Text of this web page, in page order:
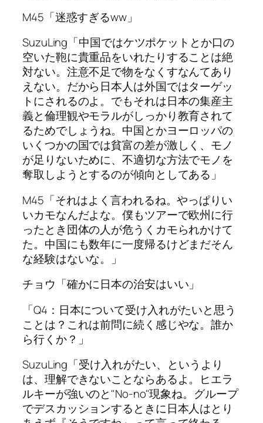
M45「迷惑すぎるww」
SuzuLing「中国ではケツポケットとか口の
空いた鞄に貴重品をいれたりすることは絶
対ない。注意不足で物をなくすなんてあり
えない。だから日本人は外国ではターゲッ
トにされるのよ。でもそれは日本の集産主
義と倫理観やモラルがしっかり教育されて
るためでしょうね。中国とかヨーロッパの
いくつかの国では貧富の差が激しく、モノ
が足りないために、不適切な方法でモノを
奪取しようとするのが傾向としてある」
M45「それはよく言われるね。やっぱりい
いカモなんだよな。僕もツアーで欧州に行
ったとき団体の人が危うくカモられかけて
た。中国にも数年に一度帰るけどまだそん
な経験はないな。」
チョウ「確かに日本の治安はいい」
「Q4：日本について受け入れがたいと思う
ことは？これは前問に続く感じやな。誰か
ら行くか？」
SuzuLing「受け入れがたい、というより
は、理解できないことならあるよ。ヒエラ
ルキーが強いのと"No-no"現象ね。グループ
でデスカッションするときに日本人はとり